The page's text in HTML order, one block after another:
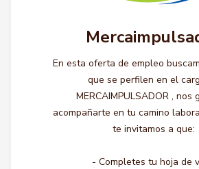
En esta oferta de empleo
que se perfilen en el
MERCAIMPULSADOR , nos
acompañarte en tu camino
te invitamos a que:
- Completes tu hoja de